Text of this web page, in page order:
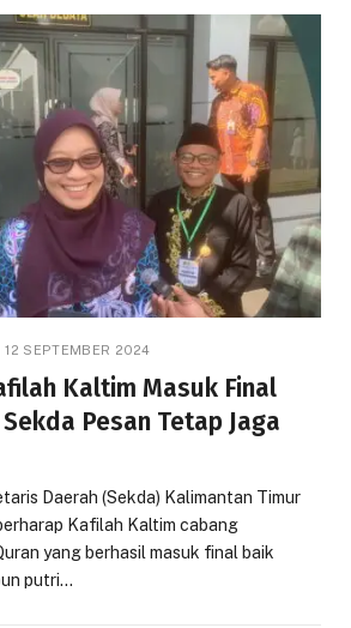
12 SEPTEMBER 2024
Kaltim Masuk Final
Pesan Tetap Jaga
Daerah (Sekda) Kalimantan Timur
Kafilah Kaltim cabang
yang berhasil masuk final baik
putri…